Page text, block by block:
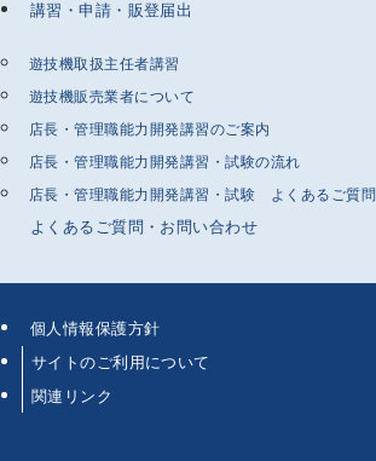
講習・申請・販登届出
遊技機取扱主任者講習
遊技機販売業者について
店長・管理職能力開発講習のご案内
店長・管理職能力開発講習・試験の流れ
店長・管理職能力開発講習・試験 よくあるご質問
よくあるご質問・お問い合わせ
個人情報保護方針
サイトのご利用について
関連リンク